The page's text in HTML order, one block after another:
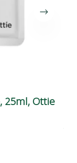
25ml, Ottie